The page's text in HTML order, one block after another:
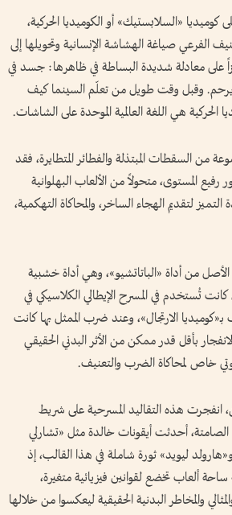
«السلابستيك» أو الكوميديا الحركية،
الفرعي صياغة الهشاشة الإنسانية وتحويلها إلى
على معادلة شديدة البساطة في ظاهرها: جسد في
يرحم. وقبل وقت طويل من تعلّم السينما كيف
الحركية هي اللغة العالمية الموحدة على الشاشات.
من السقطات المبتذلة والفطائر المتطايرة، فقد
المستوى، متحولاً من الألعاب البهلوانية
لتقديم الهجاء الساخر، والمحاكاة التهكمية،
من أداة «الباتاتشيو»، وهي أداة خشبية
تُستخدم في المسرح الإيطالي الكلاسيكي في
الارتجال»، وعند ضرب الممثل بها كانت
بأقل قدر ممكن من الأثر البدني الحقيقي
خاص لمحاكاة الضرب والتعنيف.
انفجرت هذه التقاليد المسرحية على شريط
أحدثت أيقونات خالدة مثل «تشارلي
ليويد» ثورة شاملة في هذا القالب، إذ
ساحة ألعاب تخضع لقوانين فيزيائية متغيرة،
والمخاطر البدنية الحقيقية ليعكسوا من خلالها